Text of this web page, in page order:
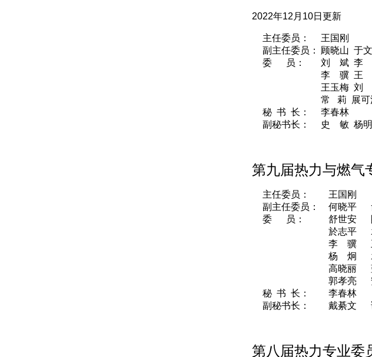
2022年12月10日更新
主任委员：
王国刚
副主任委员：
顾晓山 于
委 员：
刘 斌 李
李 骥 王
王玉梅 刘
常
莉 展
秘 书 长：
李春林
副秘书长：
史 敏 杨
第九届热力与燃气
主任委员：
王国刚
副主任委员：
何晓平
委 员：
舒世安
於志平
李 骥
杨 炯
高晓丽
郭孝亮
秘 书 长：
李春林
副秘书长：
戴綦文
第八届热力专业委